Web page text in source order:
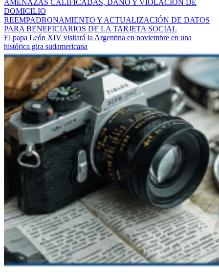
AMENAZAS CALIFICADAS, DAÑO Y VIOLACIÓN DE
DOMICILIO
REEMPADRONAMIENTO Y ACTUALIZACIÓN DE DATOS
PARA BENEFICIARIOS DE LA TARJETA SOCIAL
El papa León XIV visitará la Argentina en noviembre en una
histórica gira sudamericana